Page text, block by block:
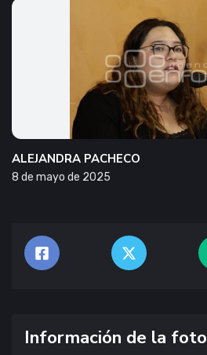
ALEJANDRA PACHECO
8 de mayo de 2025
Información de la foto